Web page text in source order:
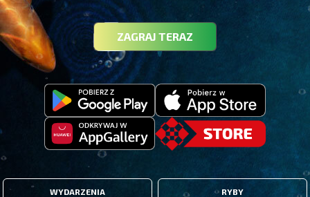
ZAGRAJ TERAZ
WYDARZENIA RYBY